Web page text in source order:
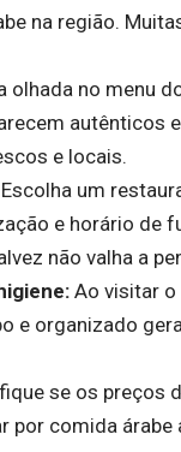
na região.
olhada no menu
autênticos
e locais.
Escolha um
e horário de
não valha a
Ao visitar o
e organizado
se os preços
por comida árabe